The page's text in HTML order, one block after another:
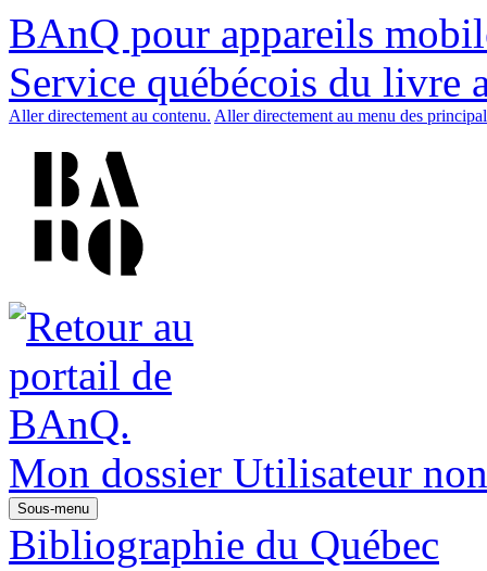
BAnQ pour appareils
Service québécois du livre
Aller directement au contenu. Aller directement au menu des
Mon dossier Utilisateur
Sous-menu
Bibliographie du Québec